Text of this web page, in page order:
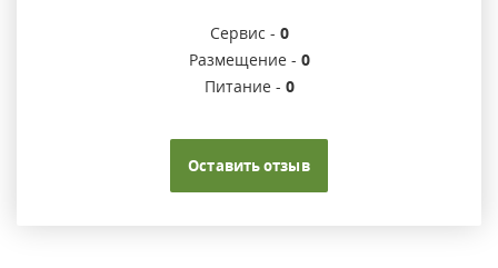
Сервис - 0
Размещение - 0
Питание - 0
Оставить отзыв